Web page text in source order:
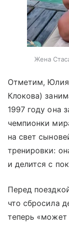
Жена
Отметим, Юлия
Клокова)
1997 году она
чемпионки
на свет
тренировки:
и делится с
Перед
что сбросила
теперь «может